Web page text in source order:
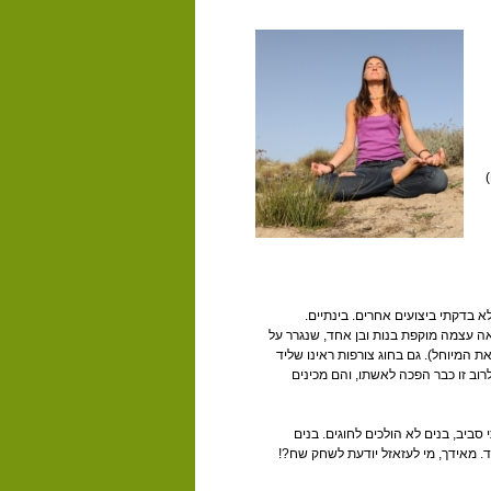
בדקתי ביצועים אחרים. בינתיים.
עצמה מוקפת בנות ובן אחד, שנגרר על
גם בחוג צורפות ראינו שליד
זו כבר הפכה לאשתו, והם מכינים
בנים לא הולכים לחוגים. בנים
מאידך, מי לעזאזל יודעת לשחק שח?!